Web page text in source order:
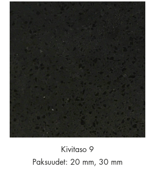
Kivitaso 9
Paksuudet: 20 mm, 30 mm